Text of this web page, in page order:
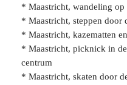
* Maastricht, wandeling op
* Maastricht, steppen door
* Maastricht, kazematten
* Maastricht, picknick in
centrum
* Maastricht, skaten door